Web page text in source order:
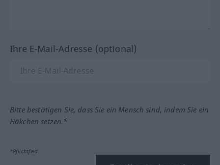
Ihre E-Mail-Adresse (optional)
Bitte bestätigen Sie, dass Sie ein Mensch sind, indem Sie ein
Häkchen setzen.*
*Pflichtfeld